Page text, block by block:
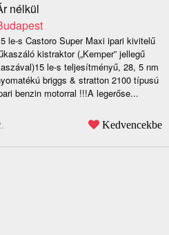
nélkül
le-s Castoro Super Maxi ipari kivitelű
kistraktor („Kemper” jellegű
le-s teljesítményű, 28, 5 nm
briggs & stratton 2100 típusú
benzin motorral !!!A legerőse...
Kedvencekbe